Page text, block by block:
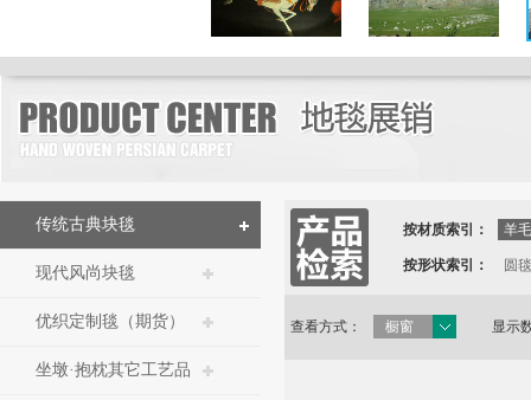
传统古典块毯
现代风尚块毯
优织定制毯（期货）
坐墩·抱枕其它工艺品
按材质索引： 羊
按形状索引： 圆毯
查看方式： 橱窗 显示